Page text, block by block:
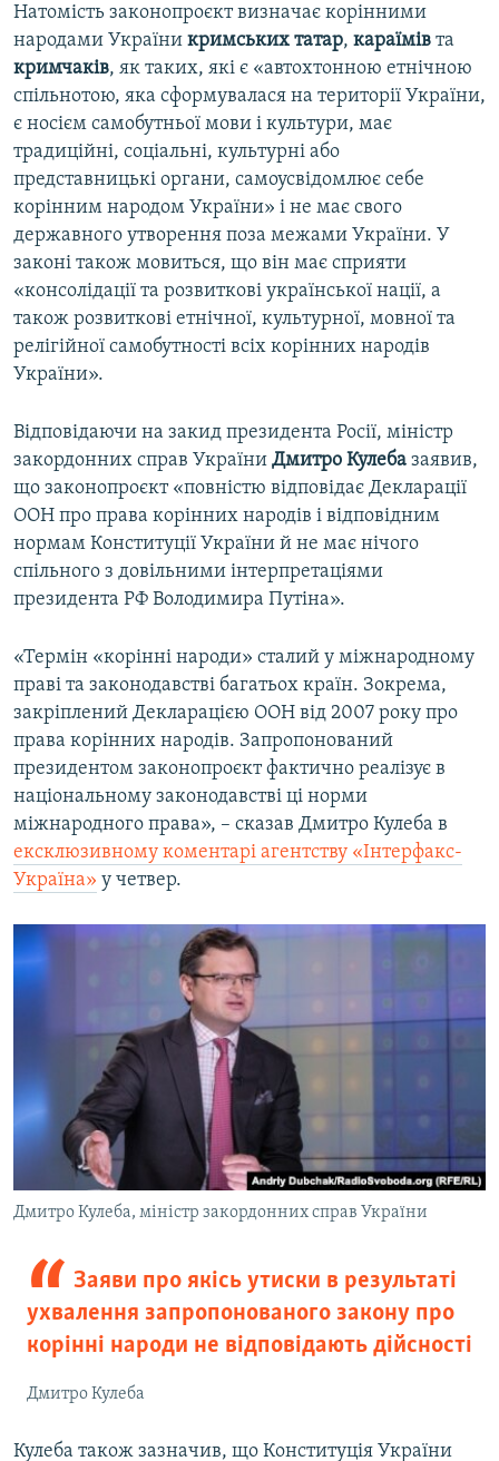
Натомість законопроєкт визначає корінними
народами України кримських татар, караїмів та
кримчаків, як таких, які є «автохтонною етнічною
спільнотою, яка сформувалася на території України,
є носієм самобутньої мови і культури, має
традиційні, соціальні, культурні або
представницькі органи, самоусвідомлює себе
корінним народом України» і не має свого
державного утворення поза межами України. У
законі також мовиться, що він має сприяти
«консолідації та розвиткові української нації, а
також розвиткові етнічної, культурної, мовної та
релігійної самобутності всіх корінних народів
України».
Відповідаючи на закид президента Росії, міністр
закордонних справ України Дмитро Кулеба заявив,
що законопроєкт «повністю відповідає Декларації
ООН про права корінних народів і відповідним
нормам Конституції України й не має нічого
спільного з довільними інтерпретаціями
президента РФ Володимира Путіна».
«Термін «корінні народи» сталий у міжнародному
праві та законодавстві багатьох країн. Зокрема,
закріплений Декларацією ООН від 2007 року про
права корінних народів. Запропонований
президентом законопроєкт фактично реалізує в
національному законодавстві ці норми
міжнародного права», – сказав Дмитро Кулеба в
ексклюзивному коментарі агентству «Інтерфакс-
Україна» у четвер.
Дмитро Кулеба, міністр закордонних справ України
Заяви про якісь утиски в результаті
ухвалення запропонованого закону про
корінні народи не відповідають дійсності
Дмитро Кулеба
Кулеба також зазначив, що Конституція України